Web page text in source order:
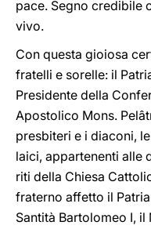
pace. Segno credibile
vivo.
Con questa gioiosa
fratelli e sorelle: il
Presidente della
Apostolico Mons.
presbiteri e i diaconi,
laici, appartenenti alle
riti della Chiesa
fraterno affetto il
Santità Bartolomeo I,